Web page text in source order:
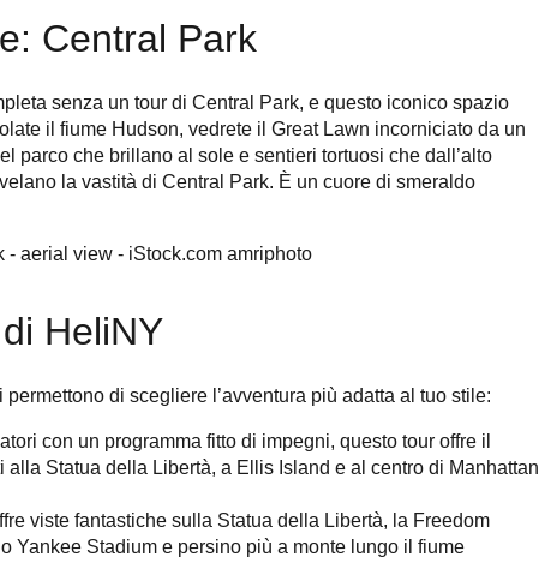
Central Park
senza un tour di Central Park, e questo iconico spazio
il fiume Hudson, vedrete il Great Lawn incorniciato da un
parco che brillano al sole e sentieri tortuosi che dall’alto
la vastità di Central Park. È un cuore di smeraldo
HeliNY
permettono di scegliere l’avventura più adatta al tuo stile:
con un programma fitto di impegni, questo tour offre il
alla Statua della Libertà, a Ellis Island e al centro di Manhattan
viste fantastiche sulla Statua della Libertà, la Freedom
Yankee Stadium e persino più a monte lungo il fiume